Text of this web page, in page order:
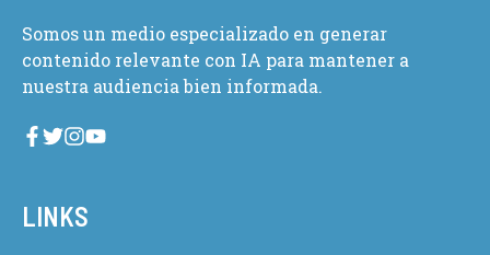
Somos un medio especializado en generar
contenido relevante con IA para mantener a
nuestra audiencia bien informada.
LINKS